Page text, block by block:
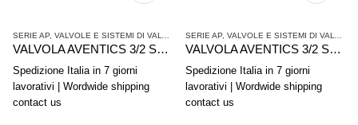
SERIE AP VALVOLE E SISTEMI DI VALVOLE AVENTICS ,VALVOLE SINGOLE
VALVOLA AVENTICS 3/2 Serie AP 0820408004
Spedizione Italia in 7 giorni
lavorativi | Wordwide shipping
contact us
SERIE AP VALVOLE E SISTEMI DI VALVOLE AVENTICS
VALVOLA AVENTICS 3/2 Serie AP 0820408003
Spedizione Italia in 7 giorni
lavorativi | Wordwide shipping
contact us